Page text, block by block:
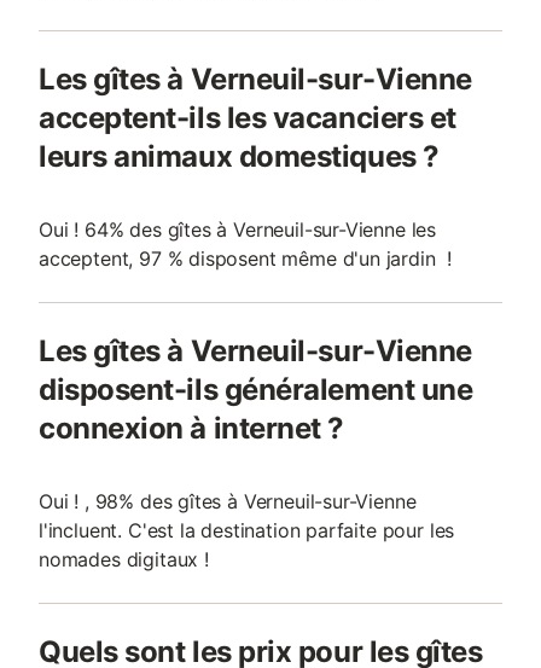
Les gîtes à Verneuil-sur-Vienne
acceptent-ils les vacanciers et
leurs animaux domestiques ?
Oui ! 64% des gîtes à Verneuil-sur-Vienne les
acceptent, 97 % disposent même d'un jardin !
Les gîtes à Verneuil-sur-Vienne
disposent-ils généralement une
connexion à internet ?
Oui ! , 98% des gîtes à Verneuil-sur-Vienne
l'incluent. C'est la destination parfaite pour les
nomades digitaux !
Quels sont les prix pour les gîtes